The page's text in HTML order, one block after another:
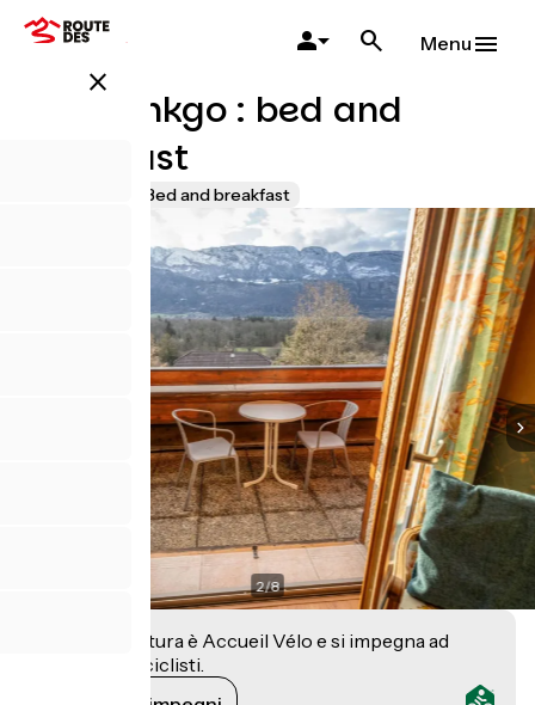
Salta
close
Menu
Villa Ginkgo : bed and
breakfast
Bed and breakfast
2/8
Questa struttura è Accueil Vélo e si impegna ad
accogliere i ciclisti.